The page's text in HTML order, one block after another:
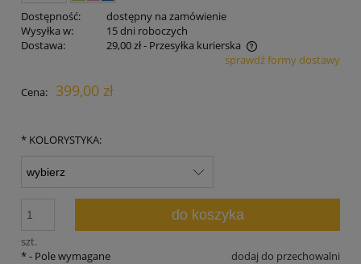
Dostępność:
dostępny na zamówienie
Wysyłka w:
15 dni roboczych
Dostawa:
29,00 zł- Przesyłka kurierska
Cena nie zawiera ewentualnych kosztów płatnościsprawdź formy dostawy
Cena: 399,00 zł
* KOLORYSTYKA:
szt.
do koszyka
dodaj do przechowalni
*- Pole wymagane